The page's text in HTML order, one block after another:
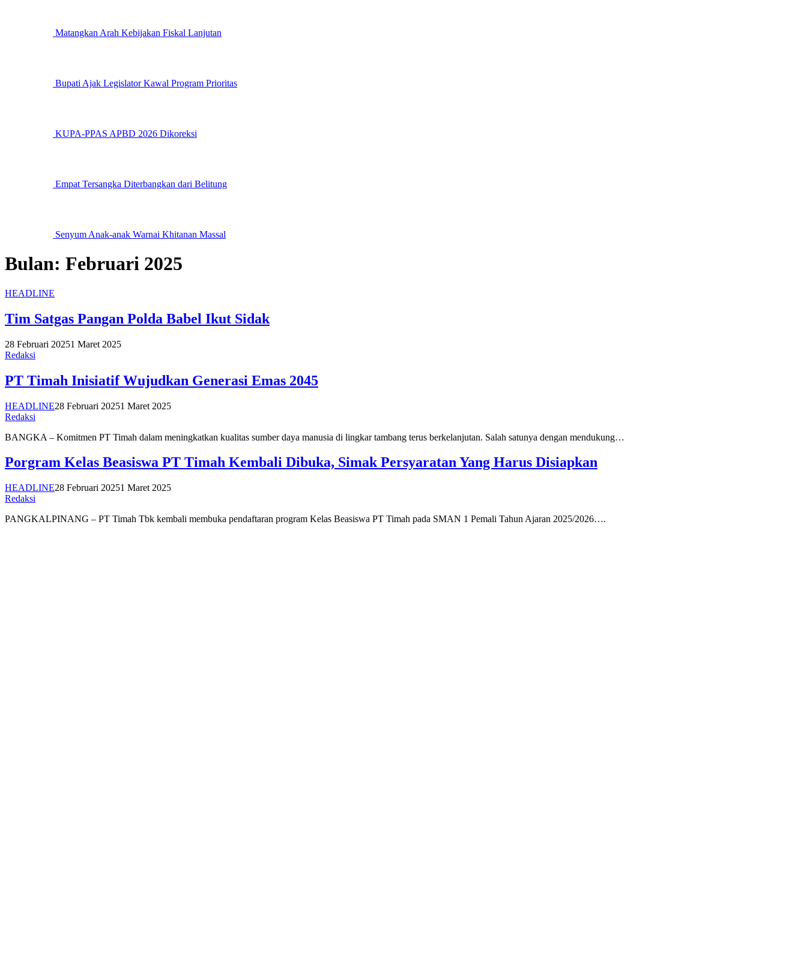
Matangkan Arah Kebijakan Fiskal Lanjutan
Bupati Ajak Legislator Kawal Program Prioritas
KUPA-PPAS APBD 2026 Dikoreksi
Empat Tersangka Diterbangkan dari Belitung
Senyum Anak-anak Warnai Khitanan Massal
Bulan: Februari 2025
HEADLINE
Tim Satgas Pangan Polda Babel Ikut Sidak
28 Februari 20251 Maret 2025
Redaksi
PT Timah Inisiatif Wujudkan Generasi Emas 2045
HEADLINE28 Februari 20251 Maret 2025
Redaksi
BANGKA – Komitmen PT Timah dalam meningkatkan kualitas sumber daya manusia di lingkar tambang terus berkelanjutan. Salah satunya dengan mendukung…
Porgram Kelas Beasiswa PT Timah Kembali Dibuka, Simak Persyaratan Yang Harus Disiapkan
HEADLINE28 Februari 20251 Maret 2025
Redaksi
PANGKALPINANG – PT Timah Tbk kembali membuka pendaftaran program Kelas Beasiswa PT Timah pada SMAN 1 Pemali Tahun Ajaran 2025/2026….